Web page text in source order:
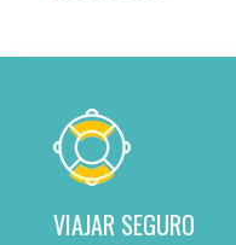
VIAJAR SEGURO